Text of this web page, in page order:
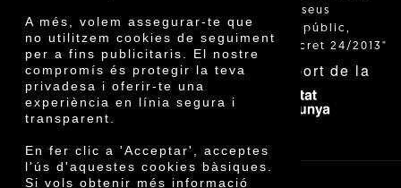
A més, volem assegurar-te que
no utilitzem cookies de seguiment
per a fins publicitaris. El nostre
compromís és protegir la teva
privadesa i oferir-te una
experiència en línia segura i
transparent.
En fer clic a 'Acceptar', acceptes
l'ús d'aquestes cookies bàsiques.
Si vols obtenir més informació
mateixos els seus
productes al públic,
segons el Decret 24/2013"
Amb el suport de la